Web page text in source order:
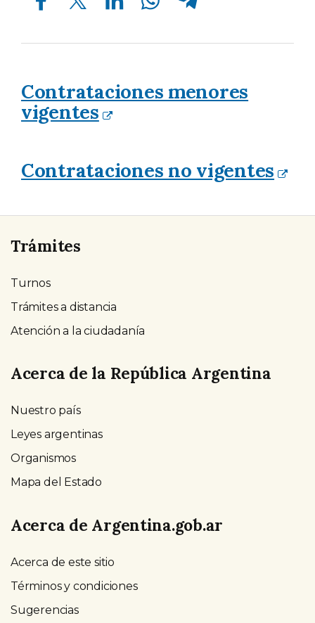
Contrataciones menores
vigentes
Contrataciones no vigentes
Trámites
Turnos
Trámites a distancia
Atención a la ciudadanía
Acerca de la República Argentina
Nuestro país
Leyes argentinas
Organismos
Mapa del Estado
Acerca de Argentina.gob.ar
Acerca de este sitio
Términos y condiciones
Sugerencias